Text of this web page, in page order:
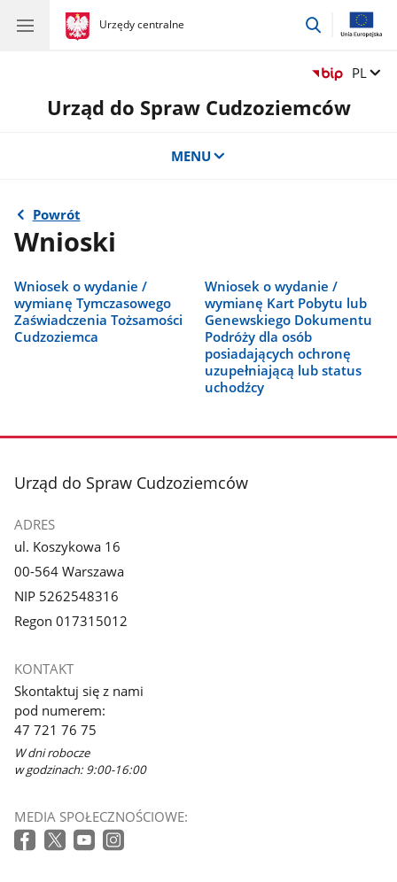
gov.pl
Urzędy centralne
gov.pl
Urzędy
przejdź
Zmień
PL
Urząd do Spraw Cudzoziemców
MENU
Powrót
Wnioski
Wniosek o wydanie /
wymianę Tymczasowego
Zaświadczenia Tożsamości
Cudzoziemca
Wniosek o wydanie /
wymianę Kart Pobytu lub
Genewskiego Dokumentu
Podróży dla osób
posiadających ochronę
uzupełniającą lub status
uchodźcy
stopka
Urząd do Spraw Cudzoziemców
ADRES
ul. Koszykowa 16
00-564 Warszawa
NIP 5262548316
Regon 017315012
KONTAKT
Skontaktuj się z nami
pod numerem:
47 721 76 75
W dni robocze
w godzinach: 9:00-16:00
MEDIA SPOŁECZNOŚCIOWE: